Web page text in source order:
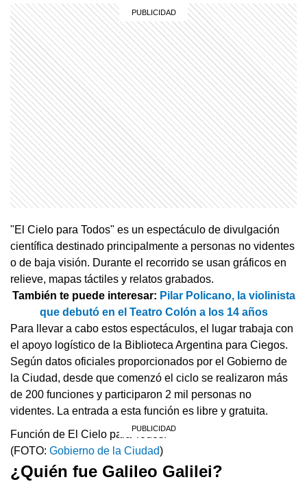
"El Cielo para Todos" es un espectáculo de divulgación
científica destinado principalmente a personas no videntes
o de baja visión. Durante el recorrido se usan gráficos en
relieve, mapas táctiles y relatos grabados.
También te puede interesar: Pilar Policano, la violinista
que debutó en el Teatro Colón a los 14 años
Para llevar a cabo estos espectáculos, el lugar trabaja con
el apoyo logístico de la Biblioteca Argentina para Ciegos.
Según datos oficiales proporcionados por el Gobierno de
la Ciudad, desde que comenzó el ciclo se realizaron más
de 200 funciones y participaron 2 mil personas no
videntes. La entrada a esta función es libre y gratuita.
Función de El Cielo para Todos.
(FOTO: Gobierno de la Ciudad)
¿Quién fue Galileo Galilei?